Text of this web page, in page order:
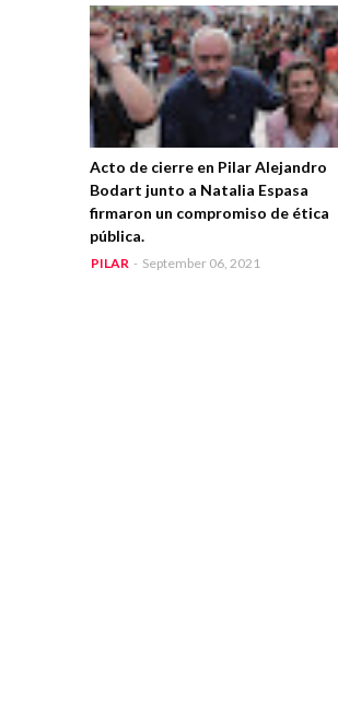
Acto de cierre en Pilar Alejandro
Bodart junto a Natalia Espasa
firmaron un compromiso de ética
pública.
PILAR - September 06, 2021